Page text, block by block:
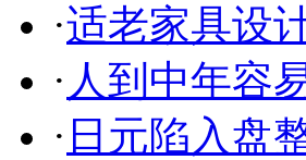
·适老家具设
· 人到中年容
· 日元陷入盘